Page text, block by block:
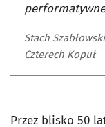
Stach
Czterech Kopuł
Przez blisko 50